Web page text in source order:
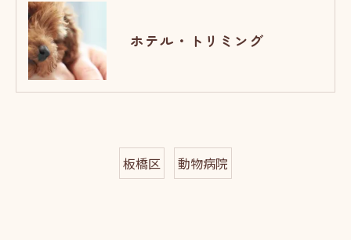
ホテル・トリミング
板橋区 動物病院